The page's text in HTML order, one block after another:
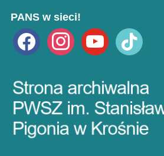
PANS w sieci!
facebook instagramyoutube tiktok